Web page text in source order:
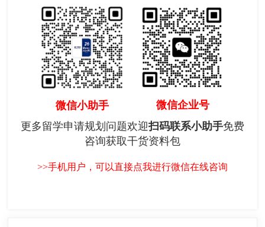
微信小助手
微信企业号
更多留学申请规划问题欢迎扫码联系小助手免费
咨询获取干货资料包
>>手机用户，可以直接点我进行微信在线咨询